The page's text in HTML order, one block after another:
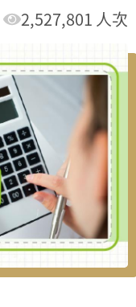
2,527,801 人次